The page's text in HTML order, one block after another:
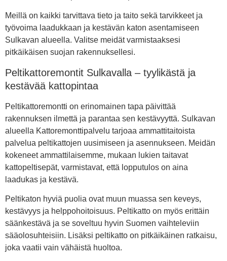
Meillä on kaikki tarvittava tieto ja taito sekä tarvikkeet ja
työvoima laadukkaan ja kestävän katon asentamiseen
Sulkavan alueella. Valitse meidät varmistaaksesi
pitkäikäisen suojan rakennuksellesi.
Peltikattoremontit Sulkavalla – tyylikästä ja
kestävää kattopintaa
Peltikattoremontti on erinomainen tapa päivittää
rakennuksen ilmettä ja parantaa sen kestävyyttä. Sulkavan
alueella Kattoremonttipalvelu tarjoaa ammattitaitoista
palvelua peltikattojen uusimiseen ja asennukseen. Meidän
kokeneet ammattilaisemme, mukaan lukien taitavat
kattopeltisepät, varmistavat, että lopputulos on aina
laadukas ja kestävä.
Peltikaton hyviä puolia ovat muun muassa sen keveys,
kestävyys ja helppohoitoisuus. Peltikatto on myös erittäin
säänkestävä ja se soveltuu hyvin Suomen vaihteleviin
sääolosuhteisiin. Lisäksi peltikatto on pitkäikäinen ratkaisu,
joka vaatii vain vähäistä huoltoa.